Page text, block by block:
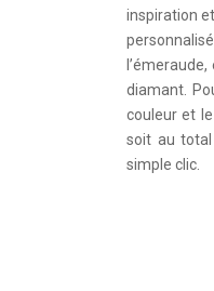
inspiration
diamant.
couleur et
soit au
simple clic.